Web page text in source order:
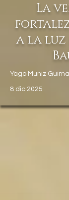
La
a la luz
Yago Muniz
8 dic 2025